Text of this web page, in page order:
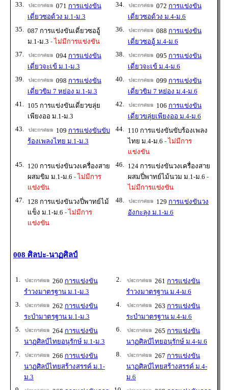
33.
071 การแข่งขัน
เดี่ยวซอด้วง ม.1-ม.3
34. 072 การแข่งขัน
เดี่ยวซอด้วง ม.4-ม.6
35. 087 การแข่งขันเดี่ยวซออู้
ม.1-ม.3 - ไม่มีการแข่งขัน
36. 088 การแข่งขัน
เดี่ยวซออู้ ม.4-ม.6
37.
094 การแข่งขัน
เดี่ยวจะเข้ ม.1-ม.3
38. 095 การแข่งขัน
เดี่ยวจะเข้ ม.4-ม.6
39.
098 การแข่งขัน
เดี่ยวขิม 7 หย่อง ม.1-ม.3
40. 099 การแข่งขัน
เดี่ยวขิม 7 หย่อง ม.4-ม.6
41. 105 การแข่งขันเดี่ยวขลุ่ย
เพียงออ ม.1-ม.3
42. 106 การแข่งขัน
เดี่ยวขลุ่ยเพียงออ ม.4-ม.6
43.
109 การแข่งขันขับ
ร้องเพลงไทย ม.1-ม.3
44. 110 การแข่งขันขับร้องเพลง
ไทย ม.4-ม.6 - ไม่มีการ
แข่งขัน
45. 120 การแข่งขันวงเครื่องสาย
ผสมขิม ม.1-ม.6 - ไม่มีการ
แข่งขัน
46. 124 การแข่งขันวงเครื่องสาย
ผสมปี่พาทย์ไม้นวม ม.1-ม.6 -
ไม่มีการแข่งขัน
47. 128 การแข่งขันวงปี่พาทย์ไม้
แข็ง ม.1-ม.6 - ไม่มีการ
แข่งขัน
48. 129 การแข่งขันวง
อังกะลุง ม.1-ม.6
008 ศิลปะ-นาฏศิลป์
1. 260 การแข่งขัน
รำวงมาตรฐาน ม.1-ม.3
2. 261 การแข่งขัน
รำวงมาตรฐาน ม.4-ม.6
3.
262 การแข่งขัน
ระบำมาตรฐาน ม.1-ม.3
4. 263 การแข่งขัน
ระบำมาตรฐาน ม.4-ม.6
5.
264 การแข่งขัน
นาฏศิลป์ไทยอนุรักษ์ ม.1-ม.3
6. 265 การแข่งขัน
นาฏศิลป์ไทยอนุรักษ์ ม.4-ม.6
7.
266 การแข่งขัน
นาฏศิลป์ไทยสร้างสรรค์ ม.1-
ม.3
8. 267 การแข่งขัน
นาฏศิลป์ไทยสร้างสรรค์ ม.4-
ม.6